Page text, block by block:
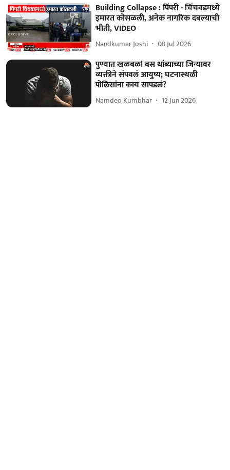
Building Collapse : पिंपरी - चिंचवडमध्ये
इमारत कोसळली, अनेक नागरिक दबल्याची
भीती, VIDEO
Nandkumar Joshi 08 Jul 2026
पुण्यात खळबळ! बस थांब्याच्या जिन्यावर
व्यक्तीने संपवलं आयुष्य; घटनास्थळी
पोलिसांना काय सापडलं?
Namdeo Kumbhar 12 Jun 2026